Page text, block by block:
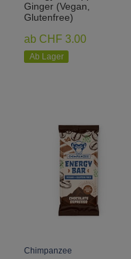
Ginger (Vegan,
Glutenfree)
ab CHF 3.00
Ab Lager
Chimpanzee